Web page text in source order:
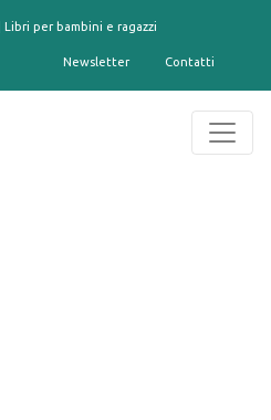
per bambini e ragazzi
Newsletter Contatti